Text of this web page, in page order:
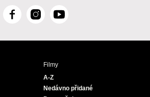
F
c
I
s
Y
u
Filmy
A-Z
Nedávno přidané